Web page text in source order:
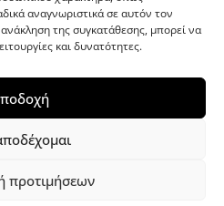
αναγνωριστικά σε αυτόν τον
της συγκατάθεσης, μπορεί να
και δυνατότητες.
προτιμήσεων